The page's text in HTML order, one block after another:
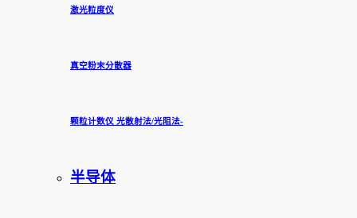
激光粒度仪
真空粉末分散器
颗粒计数仪 光散射法/光阻法-
半导体